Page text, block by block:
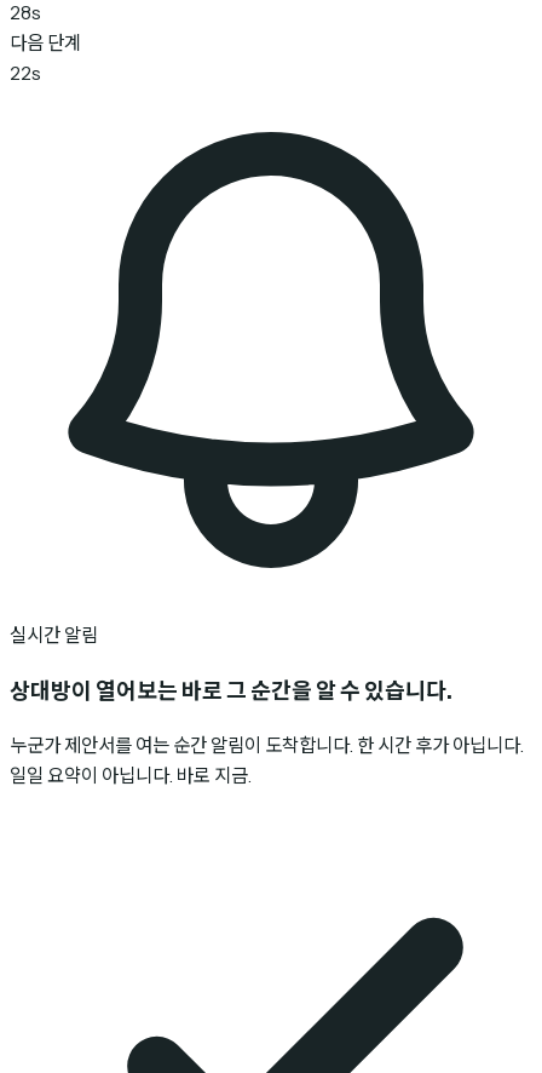
28s
다음 단계
22s
실시간 알림
상대방이 열어보는 바로 그 순간을 알 수 있습니다.
누군가 제안서를 여는 순간 알림이 도착합니다. 한 시간 후가 아닙니다.
일일 요약이 아닙니다. 바로 지금.